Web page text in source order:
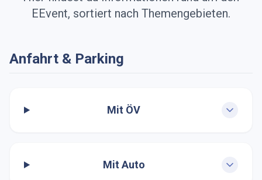
EEvent, sortiert nach Themengebieten.
Anfahrt & Parking
Mit ÖV
Mit Auto